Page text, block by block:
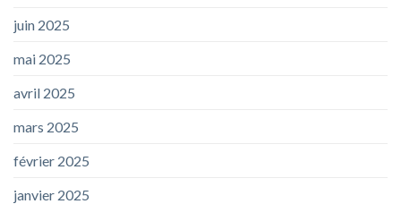
juin 2025
mai 2025
avril 2025
mars 2025
février 2025
janvier 2025